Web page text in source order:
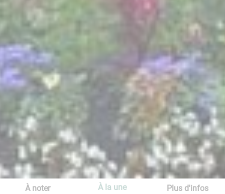
À noter À la une Plus d'infos